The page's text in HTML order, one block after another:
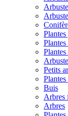
Petits
Buis
Arbres
Arbres